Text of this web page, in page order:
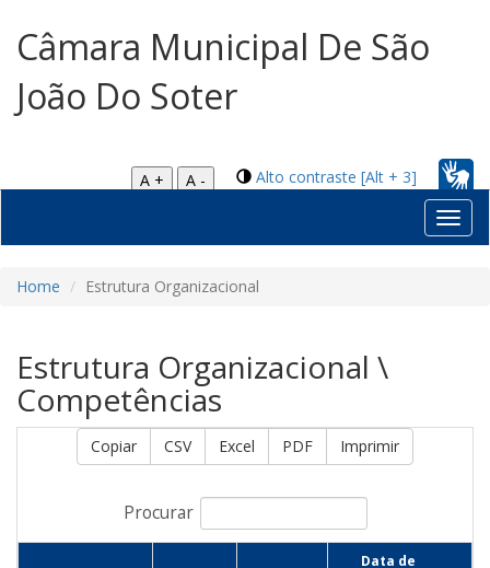
Câmara Municipal De São
João Do Soter
Alto contraste [Alt + 3]
A +
A -
Home Estrutura Organizacional
Estrutura Organizacional \
Competências
Copiar CSV Excel PDF Imprimir
Procurar
Data de